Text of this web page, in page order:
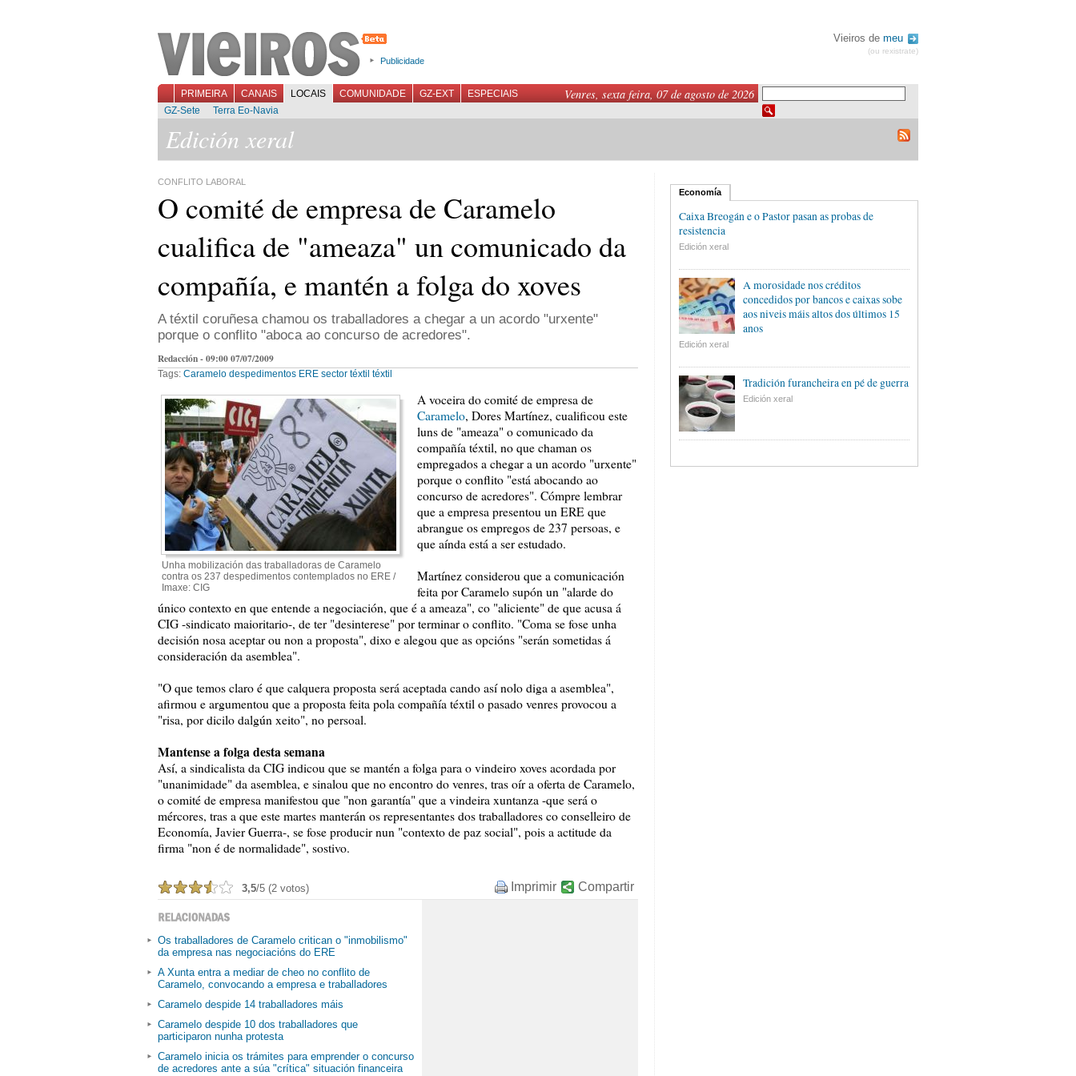
Publicidade
Vieiros de meu
(ou rexistrate)
Venres, sexta feira, 07 de agosto de 2026
PRIMEIRA CANAIS LOCAIS COMUNIDADE GZ-EXT
ESPECIAIS
GZ-Sete
Terra Eo-Navia
Edición xeral
CONFLITO LABORAL
O comité de empresa de Caramelo
cualifica de "ameaza" un comunicado da
compañía, e mantén a folga do xoves
A téxtil coruñesa chamou os traballadores a chegar a un acordo "urxente"
porque o conflito "aboca ao concurso de acredores".
Redacción - 09:00 07/07/2009
Tags: Caramelo despedimentos ERE sector téxtil téxtil
Unha mobilización das traballadoras de Caramelo
contra os 237 despedimentos contemplados no ERE /
Imaxe: CIG
A voceira do comité de empresa de
Caramelo, Dores Martínez, cualificou este
luns de "ameaza" o comunicado da
compañía téxtil, no que chaman os
empregados a chegar a un acordo "urxente"
porque o conflito "está abocando ao
concurso de acredores". Cómpre lembrar
que a empresa presentou un ERE que
abrangue os empregos de 237 persoas, e
que aínda está a ser estudado.
Martínez considerou que a comunicación
feita por Caramelo supón un "alarde do
único contexto en que entende a negociación, que é a ameaza", co "aliciente" de que acusa á
CIG -sindicato maioritario-, de ter "desinterese" por terminar o conflito. "Coma se fose unha
decisión nosa aceptar ou non a proposta", dixo e alegou que as opcións "serán sometidas á
consideración da asemblea".
"O que temos claro é que calquera proposta será aceptada cando así nolo diga a asemblea",
afirmou e argumentou que a proposta feita pola compañía téxtil o pasado venres provocou a
"risa, por dicilo dalgún xeito", no persoal.
Mantense a folga desta semana
Así, a sindicalista da CIG indicou que se mantén a folga para o vindeiro xoves acordada por
"unanimidade" da asemblea, e sinalou que no encontro do venres, tras oír a oferta de Caramelo,
o comité de empresa manifestou que "non garantía" que a vindeira xuntanza -que será o
mércores, tras a que este martes manterán os representantes dos traballadores co conselleiro de
Economía, Javier Guerra-, se fose producir nun "contexto de paz social", pois a actitude da
firma "non é de normalidade", sostivo.
3,5/5 (2 votos) Compartir
Imprimir
Os traballadores de Caramelo critican o "inmobilismo"
da empresa nas negociacións do ERE
A Xunta entra a mediar de cheo no conflito de
Caramelo, convocando a empresa e traballadores
Caramelo despide 14 traballadores máis
Caramelo despide 10 dos traballadores que
participaron nunha protesta
Caramelo inicia os trámites para emprender o concurso
de acredores ante a súa "crítica" situación financeira
Economía
Caixa Breogán e o Pastor pasan as probas de
resistencia
Edición xeral
A morosidade nos créditos
concedidos por bancos e caixas sobe
aos niveis máis altos dos últimos 15
anos
Edición xeral
Tradición furancheira en pé de guerra
Edición xeral